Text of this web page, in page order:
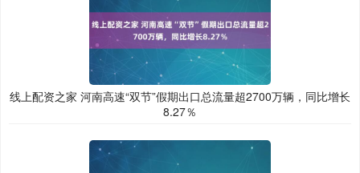
线上配资之家 河南高速“双节”假期出口总流量超2700万辆，同比增长
8.27％